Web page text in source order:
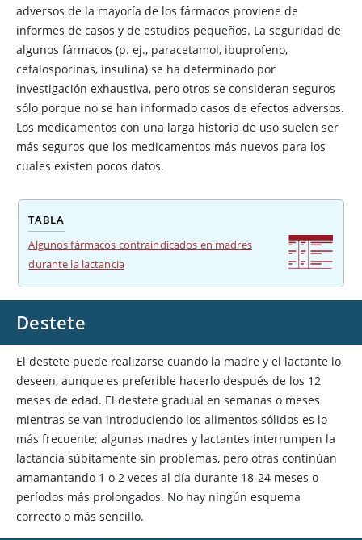
adversos de la mayoría de los fármacos proviene de
informes de casos y de estudios pequeños. La seguridad de
algunos fármacos (p. ej., paracetamol, ibuprofeno,
cefalosporinas, insulina) se ha determinado por
investigación exhaustiva, pero otros se consideran seguros
sólo porque no se han informado casos de efectos adversos.
Los medicamentos con una larga historia de uso suelen ser
más seguros que los medicamentos más nuevos para los
cuales existen pocos datos.
TABLA
Algunos fármacos contraindicados en madres
durante la lactancia
Destete
El destete puede realizarse cuando la madre y el lactante lo
deseen, aunque es preferible hacerlo después de los 12
meses de edad. El destete gradual en semanas o meses
mientras se van introduciendo los alimentos sólidos es lo
más frecuente; algunas madres y lactantes interrumpen la
lactancia súbitamente sin problemas, pero otras continúan
amamantando 1 o 2 veces al día durante 18-24 meses o
períodos más prolongados. No hay ningún esquema
correcto o más sencillo.